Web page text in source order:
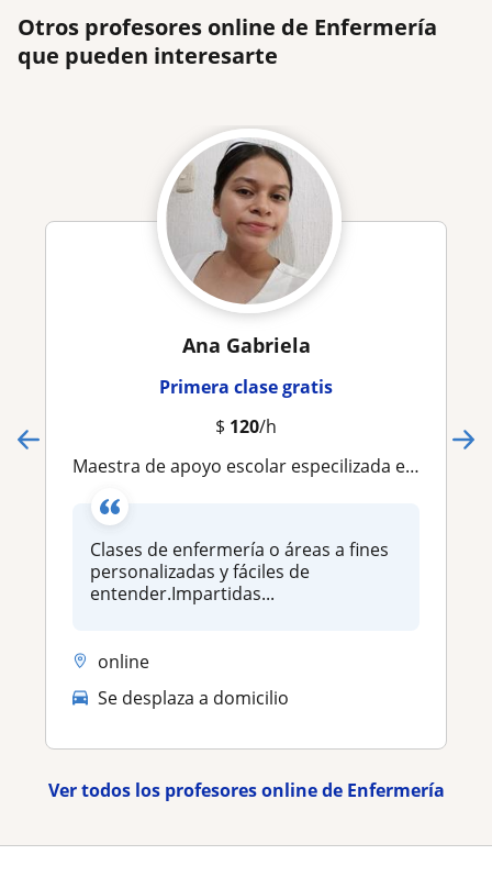
Otros profesores online de Enfermería
que pueden interesarte
Ana Gabriela
Primera clase gratis
$ 120/h
Maestra de apoyo escolar especilizada en areas de la salud
Clases de enfermería o áreas a fines
personalizadas y fáciles de
entender.Impartidas...
online
Se desplaza a domicilio
Ver todos los profesores online de Enfermería